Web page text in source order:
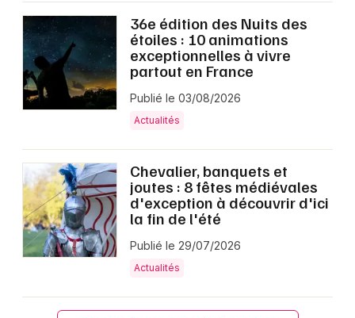
36e édition des Nuits des
étoiles : 10 animations
exceptionnelles à vivre
partout en France
Publié le 03/08/2026
Actualités
Chevalier, banquets et
joutes : 8 fêtes médiévales
d'exception à découvrir d'ici
la fin de l'été
Publié le 29/07/2026
Actualités